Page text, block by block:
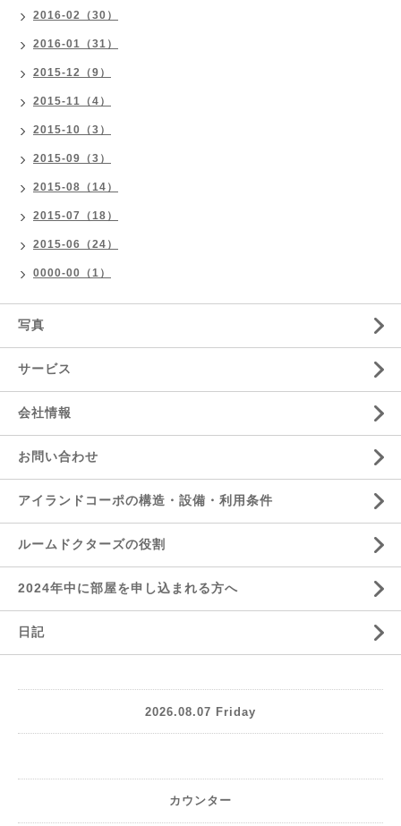
2016-02（30）
2016-01（31）
2015-12（9）
2015-11（4）
2015-10（3）
2015-09（3）
2015-08（14）
2015-07（18）
2015-06（24）
0000-00（1）
写真
サービス
会社情報
お問い合わせ
アイランドコーポの構造・設備・利用条件
ルームドクターズの役割
2024年中に部屋を申し込まれる方へ
日記
2026.08.07 Friday
カウンター